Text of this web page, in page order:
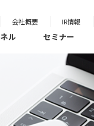
会社概要 IR情報
ル セミナー